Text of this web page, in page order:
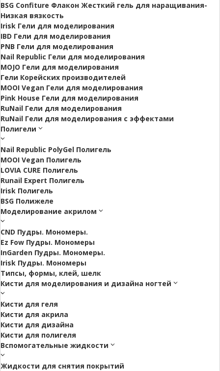
BSG Confiture Флакон Жесткий гель для наращивания-
Низкая вязкость
Irisk Гели для моделирования
IBD Гели для моделирования
PNB Гели для моделирования
Nail Republic Гели для моделирования
MOJO Гели для моделирования
Гели Корейских производителей
MOOI Vegan Гели для моделирования
Pink House Гели для моделирования
RuNail Гели для моделирования
RuNail Гели для моделирования с эффектами
Полигели
Nail Republic PolyGel Полигель
MOOI Vegan Полигель
LOVIA CURE Полигель
Runail Expert Полигель
Irisk Полигель
BSG Полижеле
Моделирование акрилом
CND Пудры. Мономеры.
Ez Fow Пудры. Мономеры
InGarden Пудры. Мономеры.
Irisk Пудры. Мономеры
Типсы, формы, клей, шелк
Кисти для моделирования и дизайна ногтей
Кисти для геля
Кисти для акрила
Кисти для дизайна
Кисти для полигеля
Вспомогательные жидкости
Жидкости для снятия покрытий